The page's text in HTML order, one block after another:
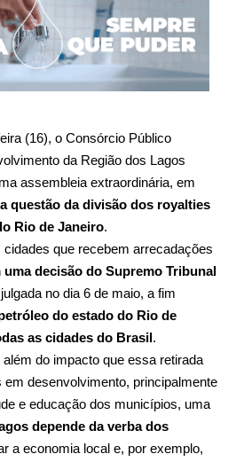
(16), o Consórcio Público
da Região dos Lagos
assembleia extraordinária, em
questão da divisão dos royalties
Rio de Janeiro.
que recebem arrecadações
uma decisão do Supremo Tribunal
no dia 6 de maio, a fim
do estado do Rio de
as cidades do Brasil.
do impacto que essa retirada
desenvolvimento, principalmente
e educação dos municípios, uma
depende da verba dos
a economia local e, por exemplo,